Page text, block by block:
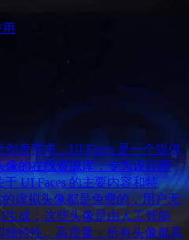
意需求，UI Faces 是一个提供
的在线资源库，专为设计师
UI Faces 的主要内容和特
虚拟头像都是免费的，用户无
成：这些头像是由人工智能
特性。高质量：所有头像都具